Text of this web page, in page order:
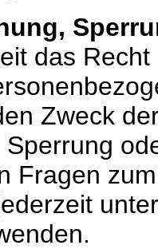
das
Zweck
Fragen